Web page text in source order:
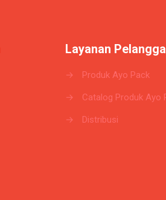
Layanan
→ Produk Ayo Pack
→ Catalog Produk Ayo
→ Distribusi